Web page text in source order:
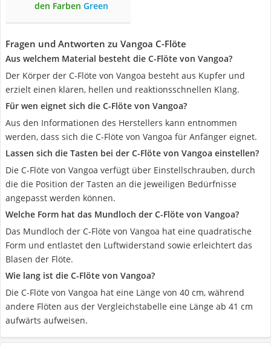
den Farben Green
Fragen und Antworten zu Vangoa C-Flöte
Aus welchem Material besteht die C-Flöte von Vangoa?
Der Körper der C-Flöte von Vangoa besteht aus Kupfer und
erzielt einen klaren, hellen und reaktionsschnellen Klang.
Für wen eignet sich die C-Flöte von Vangoa?
Aus den Informationen des Herstellers kann entnommen
werden, dass sich die C-Flöte von Vangoa für Anfänger eignet.
Lassen sich die Tasten bei der C-Flöte von Vangoa einstellen?
Die C-Flöte von Vangoa verfügt über Einstellschrauben, durch
die die Position der Tasten an die jeweiligen Bedürfnisse
angepasst werden können.
Welche Form hat das Mundloch der C-Flöte von Vangoa?
Das Mundloch der C-Flöte von Vangoa hat eine quadratische
Form und entlastet den Luftwiderstand sowie erleichtert das
Blasen der Flöte.
Wie lang ist die C-Flöte von Vangoa?
Die C-Flöte von Vangoa hat eine Länge von 40 cm, während
andere Flöten aus der Vergleichstabelle eine Länge ab 41 cm
aufwärts aufweisen.